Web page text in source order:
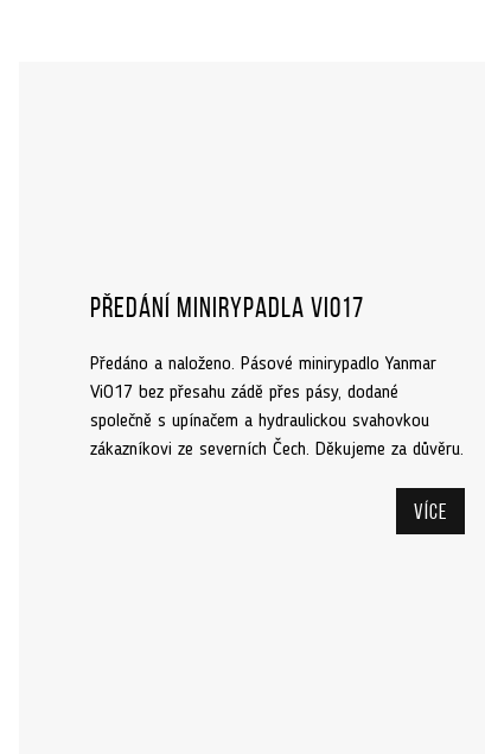
Předání minirypadla ViO17
Předáno a naloženo. Pásové minirypadlo Yanmar
ViO17 bez přesahu zádě přes pásy, dodané
společně s upínačem a hydraulickou svahovkou
zákazníkovi ze severních Čech. Děkujeme za důvěru.
Více